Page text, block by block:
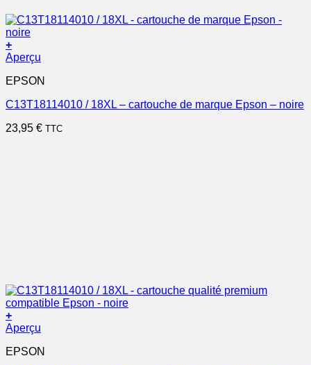
+
Aperçu
EPSON
C13T18114010 / 18XL – cartouche de marque Epson – noire
23,95 € TTC
+
Aperçu
EPSON